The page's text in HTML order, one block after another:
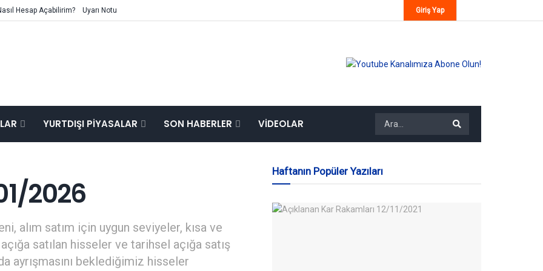
Hesap Açabilirim? Uyarı Notu Giriş Yap
YURTDIŞI PIYASALAR SON HABERLER VIDEOLAR
2026
alım satım için uygun seviyeler, kısa ve
satılan hisseler ve tarihsel açığa satış
ayrışmasını beklediğimiz hisseler
Haftanın Popüler Yazıları